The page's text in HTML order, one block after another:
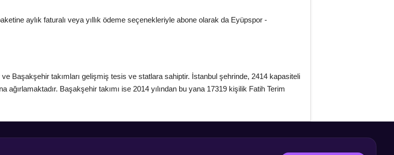
aylık faturalı veya yıllık ödeme seçenekleriyle abone olarak da Eyüpspor -
Başakşehir takımları gelişmiş tesis ve statlara sahiptir. İstanbul şehrinde, 2414 kapasiteli
Başakşehir takımı ise 2014 yılından bu yana 17319 kişilik Fatih Terim